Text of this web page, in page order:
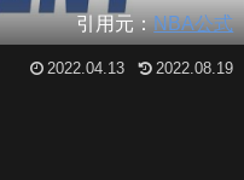
引用元：NBA公式
2022.04.13 2022.08.19